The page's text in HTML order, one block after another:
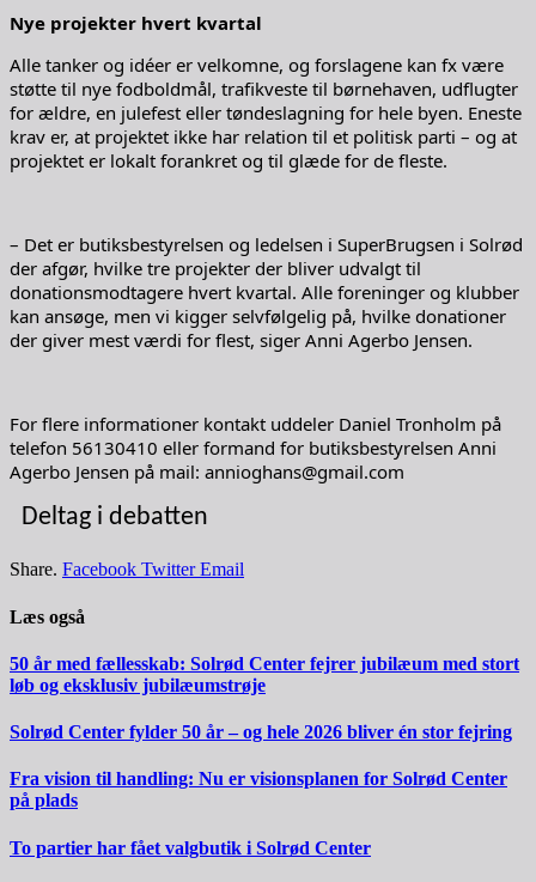
Nye projekter hvert kvartal
Alle tanker og idéer er velkomne, og forslagene kan fx være
støtte til nye fodboldmål, trafikveste til børnehaven, udflugter
for ældre, en julefest eller tøndeslagning for hele byen. Eneste
krav er, at projektet ikke har relation til et politisk parti – og at
projektet er lokalt forankret og til glæde for de fleste.
– Det er butiksbestyrelsen og ledelsen i SuperBrugsen i Solrød
der afgør, hvilke tre projekter der bliver udvalgt til
donationsmodtagere hvert kvartal. Alle foreninger og klubber
kan ansøge, men vi kigger selvfølgelig på, hvilke donationer
der giver mest værdi for flest, siger Anni Agerbo Jensen.
For flere informationer kontakt uddeler Daniel Tronholm på
telefon 56130410 eller formand for butiksbestyrelsen Anni
Agerbo Jensen på mail: annioghans@gmail.com
Deltag i debatten
Share. Facebook Twitter Email
Læs også
50 år med fællesskab: Solrød Center fejrer jubilæum med stort
løb og eksklusiv jubilæumstrøje
Solrød Center fylder 50 år – og hele 2026 bliver én stor fejring
Fra vision til handling: Nu er visionsplanen for Solrød Center
på plads
To partier har fået valgbutik i Solrød Center